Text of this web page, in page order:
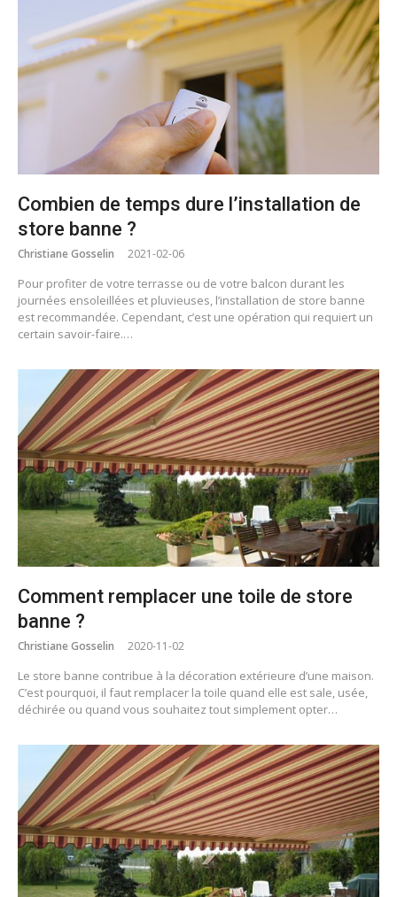
Combien de temps dure l’installation de
store banne ?
Christiane Gosselin 2021-02-06
Pour profiter de votre terrasse ou de votre balcon durant les
journées ensoleillées et pluvieuses, l’installation de store banne
est recommandée. Cependant, c’est une opération qui requiert un
certain savoir-faire.…
Comment remplacer une toile de store
banne ?
Christiane Gosselin 2020-11-02
Le store banne contribue à la décoration extérieure d’une maison.
C’est pourquoi, il faut remplacer la toile quand elle est sale, usée,
déchirée ou quand vous souhaitez tout simplement opter…